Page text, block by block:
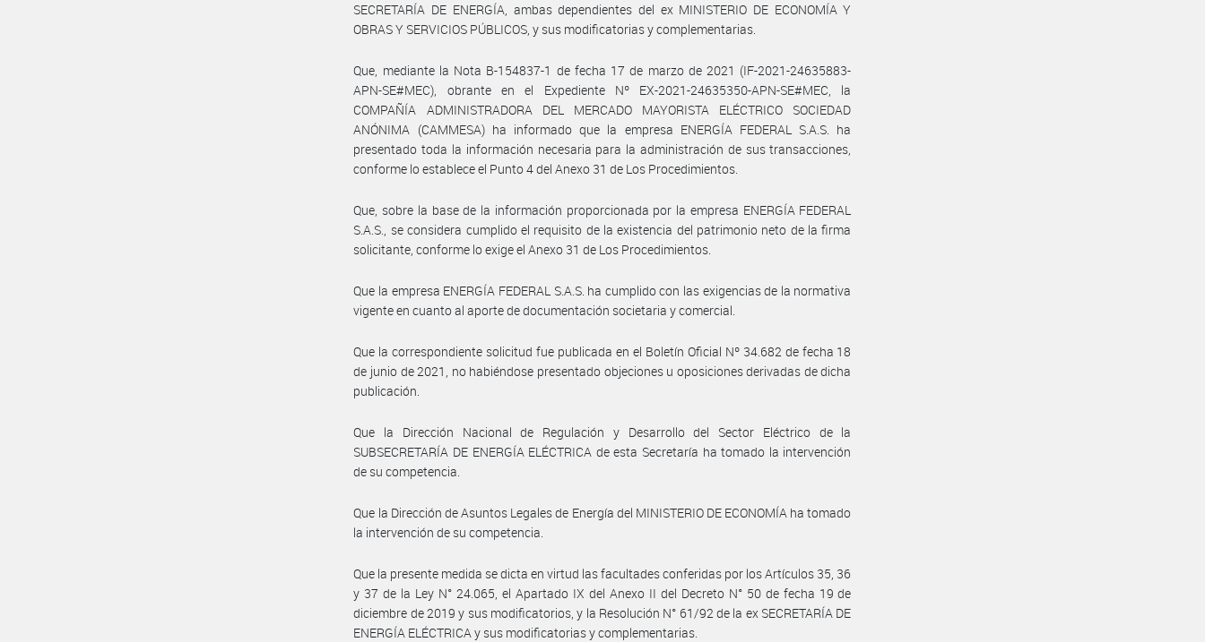
SECRETARÍA DE ENERGÍA, ambas dependientes del ex MINISTERIO DE ECONOMÍA Y
OBRAS Y SERVICIOS PÚBLICOS, y sus modificatorias y complementarias.
Que, mediante la Nota B-154837-1 de fecha 17 de marzo de 2021 (IF-2021-24635883-
APN-SE#MEC), obrante en el Expediente Nº EX-2021-24635350-APN-SE#MEC, la
COMPAÑÍA ADMINISTRADORA DEL MERCADO MAYORISTA ELÉCTRICO SOCIEDAD
ANÓNIMA (CAMMESA) ha informado que la empresa ENERGÍA FEDERAL S.A.S. ha
presentado toda la información necesaria para la administración de sus transacciones,
conforme lo establece el Punto 4 del Anexo 31 de Los Procedimientos.
Que, sobre la base de la información proporcionada por la empresa ENERGÍA FEDERAL
S.A.S., se considera cumplido el requisito de la existencia del patrimonio neto de la firma
solicitante, conforme lo exige el Anexo 31 de Los Procedimientos.
Que la empresa ENERGÍA FEDERAL S.A.S. ha cumplido con las exigencias de la normativa
vigente en cuanto al aporte de documentación societaria y comercial.
Que la correspondiente solicitud fue publicada en el Boletín Oficial Nº 34.682 de fecha 18
de junio de 2021, no habiéndose presentado objeciones u oposiciones derivadas de dicha
publicación.
Que la Dirección Nacional de Regulación y Desarrollo del Sector Eléctrico de la
SUBSECRETARÍA DE ENERGÍA ELÉCTRICA de esta Secretaría ha tomado la intervención
de su competencia.
Que la Dirección de Asuntos Legales de Energía del MINISTERIO DE ECONOMÍA ha tomado
la intervención de su competencia.
Que la presente medida se dicta en virtud las facultades conferidas por los Artículos 35, 36
y 37 de la Ley N° 24.065, el Apartado IX del Anexo II del Decreto N° 50 de fecha 19 de
diciembre de 2019 y sus modificatorios, y la Resolución N° 61/92 de la ex SECRETARÍA DE
ENERGÍA ELÉCTRICA y sus modificatorias y complementarias.